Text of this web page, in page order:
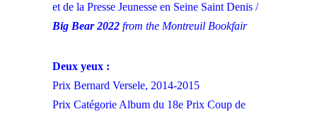
et de la Presse Jeunesse en Seine Saint Denis /
Big Bear 2022 from the Montreuil Bookfair
Deux yeux :
Prix Bernard Versele, 2014-2015
Prix Catégorie Album du 18e Prix Coup de